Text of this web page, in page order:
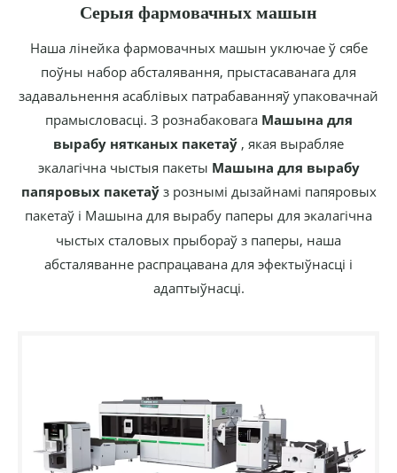
Серыя фармовачных машын
Наша лінейка фармовачных машын уключае ў сябе
поўны набор абсталявання, прыстасаванага для
задавальнення асаблівых патрабаванняў упаковачнай
прамысловасці. З рознабаковага Машына для
вырабу нятканых пакетаў , якая вырабляе
экалагічна чыстыя пакеты Машына для вырабу
папяровых пакетаў з рознымі дызайнамі папяровых
пакетаў і Машына для вырабу паперы для экалагічна
чыстых сталовых прыбораў з паперы, наша
абсталяванне распрацавана для эфектыўнасці і
адаптыўнасці.